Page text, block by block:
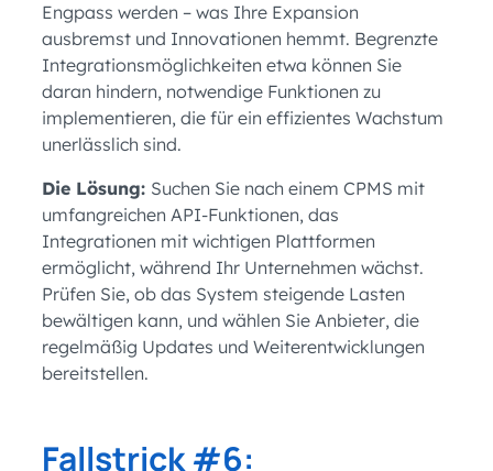
Engpass werden – was Ihre Expansion
ausbremst und Innovationen hemmt. Begrenzte
Integrationsmöglichkeiten etwa können Sie
daran hindern, notwendige Funktionen zu
implementieren, die für ein effizientes Wachstum
unerlässlich sind.
Die Lösung: Suchen Sie nach einem CPMS mit
umfangreichen API-Funktionen, das
Integrationen mit wichtigen Plattformen
ermöglicht, während Ihr Unternehmen wächst.
Prüfen Sie, ob das System steigende Lasten
bewältigen kann, und wählen Sie Anbieter, die
regelmäßig Updates und Weiterentwicklungen
bereitstellen.
Fallstrick #6: